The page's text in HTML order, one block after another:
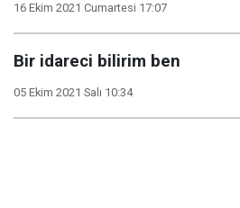
16 Ekim 2021 Cumartesi 17:07
Bir idareci bilirim ben
05 Ekim 2021 Salı 10:34